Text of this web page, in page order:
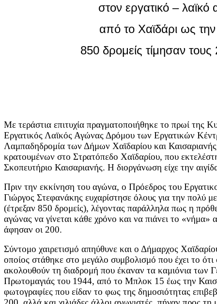
στον εργατικό –
από το Χαϊδάρι ως
850 δρομείς τίμησαν
Με τεράστια επιτυχία πραγματοποιήθηκε το πρωί της
Εργατικός Λαϊκός Αγώνας Δρόμου των Εργατικών
Λαμπαδηδρομία των Δήμων Χαϊδαρίου και
κρατουμένων στο Στρατόπεδο Χαϊδαρίου, που
Σκοπευτήριο Καισαριανής. Η διοργάνωση είχε την
Πριν την εκκίνηση του αγώνα, ο Πρόεδρος του
Γιώργος Στεφανάκης ευχαρίστησε όλους για την πολύ
(έτρεξαν 850 δρομείς), λέγοντας παράλληλα πως η
αγώνας να γίνεται κάθε χρόνο και να πιάνει το «νήμα»
άφησαν οι 200.
Σύντομο χαιρετισμό απηύθυνε και ο Δήμαρχος
οποίος στάθηκε στο μεγάλο συμβολισμό που έχει το ότι
ακολουθούν τη διαδρομή που έκαναν τα καμιόνια των
Πρωτομαγιάς του 1944, από το Μπλοκ 15 έως την
φωτογραφίες που είδαν το φως της δημοσιότητας